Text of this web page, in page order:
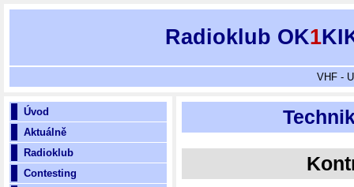
Radioklub OK1
VHF -
Úvod
Aktuálně
Radioklub
Contesting